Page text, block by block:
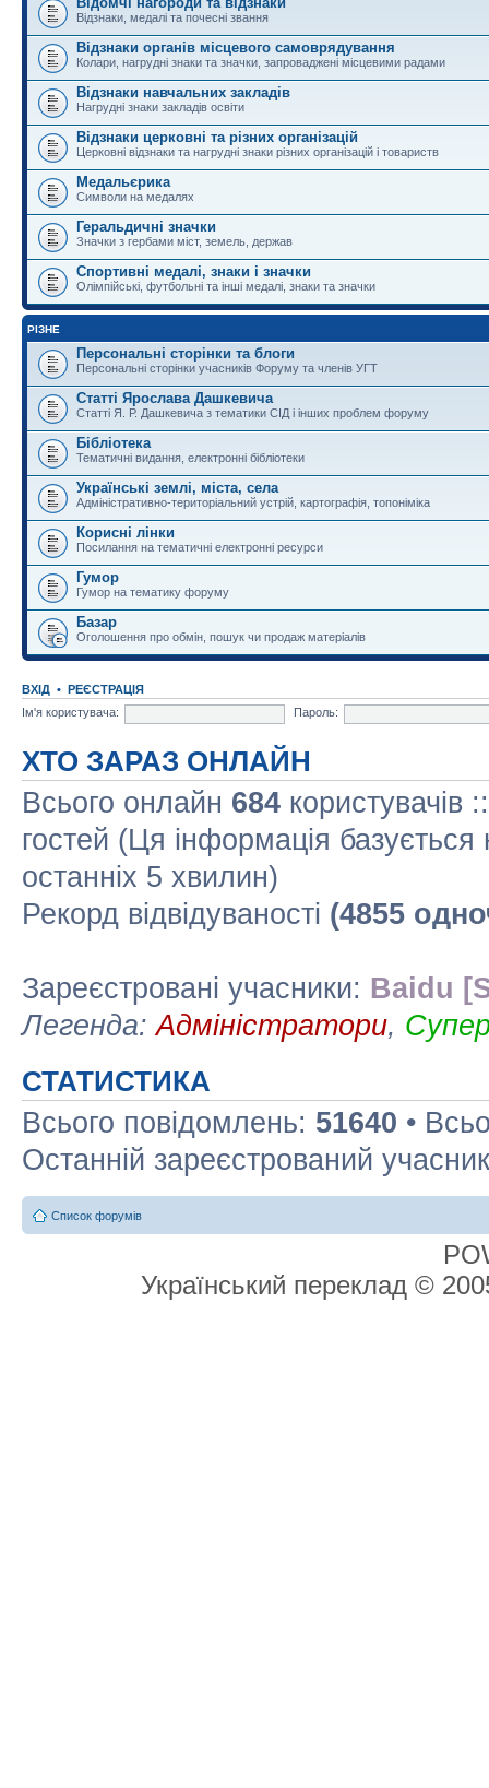
Відзнаки, медалі та почесні звання
Відзнаки органів місцевого самоврядування
Колари, нагрудні знаки та значки, запроваджені місцевими радами
Відзнаки навчальних закладів
Нагрудні знаки закладів освіти
Відзнаки церковні та різних організацій
Церковні відзнаки та нагрудні знаки різних організацій і товариств
Медальєрика
Символи на медалях
Геральдичні значки
Значки з гербами міст, земель, держав
Спортивні медалі, знаки і значки
Олімпійські, футбольні та інші медалі, знаки та значки
РІЗНЕ
Персональні сторінки та блоги
Персональні сторінки учасників Форуму та членів УГТ
Статті Ярослава Дашкевича
Статті Я. Р. Дашкевича з тематики СІД і інших проблем форуму
Бібліотека
Тематичні видання, електронні бібліотеки
Українські землі, міста, села
Адміністративно-територіальний устрій, картографія, топоніміка
Корисні лінки
Посилання на тематичні електронні ресурси
Гумор
Гумор на тематику форуму
Базар
Оголошення про обмін, пошук чи продаж матеріалів
ВХІД • РЕЄСТРАЦІЯ
Ім'я користувача:
Пароль:
ХТО ЗАРАЗ ОНЛАЙН
Всього онлайн 684 користувачів
гостей (Ця інформація базується
останніх 5 хвилин)
Рекорд відвідуваності (4855
Зареєстровані учасники: Baidu
Легенда:Адміністратори,
СТАТИСТИКА
Всього повідомлень: 51640 •
Останній зареєстрований
Список форумів
Український переклад ©